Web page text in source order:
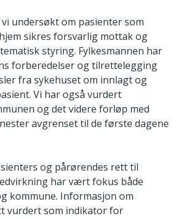
undersøkt om pasienter som
sikres forsvarlig mottak og
styring. Fylkesmannen har
forberedelser og tilrettelegging
fra sykehuset om innlagt og
Vi har også vurdert
og det videre forløp med
avgrenset til de første dagene
og pårørendes rett til
har vært fokus både
kommune. Informasjon om
vurdert som indikator for